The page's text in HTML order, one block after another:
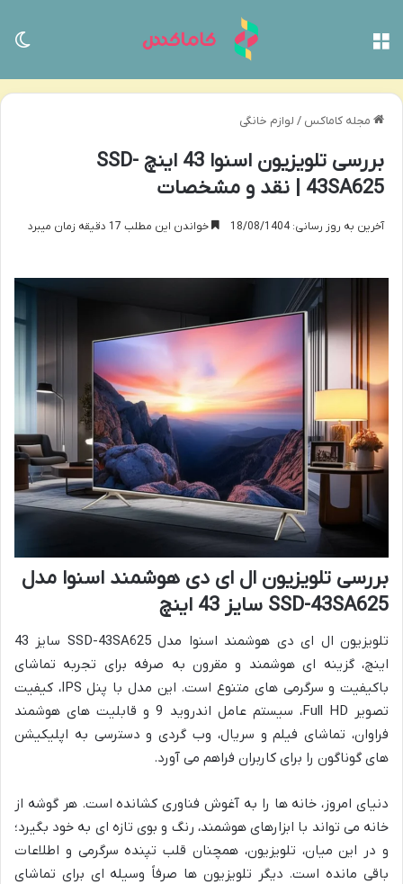
مجله کاماکس / لوازم خانگی
بررسی تلویزیون اسنوا 43 اینچ SSD-
43SA625 | نقد و مشخصات
آخرین به روز رسانی: 18/08/1404 خواندن این مطلب 17 دقیقه زمان میبرد
بررسی تلویزیون ال ای دی هوشمند اسنوا مدل
SSD-43SA625 سایز 43 اینچ
تلویزیون ال ای دی هوشمند اسنوا مدل SSD-43SA625 سایز 43
اینچ، گزینه ای هوشمند و مقرون به صرفه برای تجربه تماشای
باکیفیت و سرگرمی های متنوع است. این مدل با پنل IPS، کیفیت
تصویر Full HD، سیستم عامل اندروید 9 و قابلیت های هوشمند
فراوان، تماشای فیلم و سریال، وب گردی و دسترسی به اپلیکیشن
های گوناگون را برای کاربران فراهم می آورد.
دنیای امروز، خانه ها را به آغوش فناوری کشانده است. هر گوشه از
خانه می تواند با ابزارهای هوشمند، رنگ و بوی تازه ای به خود بگیرد؛
و در این میان، تلویزیون، همچنان قلب تپنده سرگرمی و اطلاعات
باقی مانده است. دیگر تلویزیون ها صرفاً وسیله ای برای تماشای